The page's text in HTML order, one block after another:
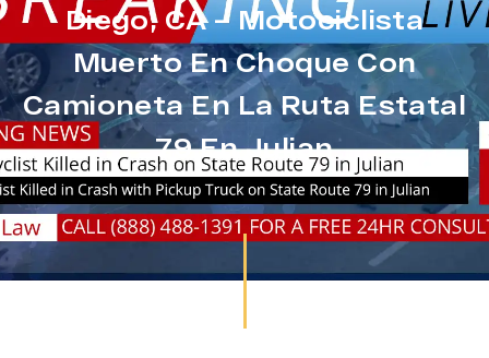
Diego, CA – Motociclista
Muerto En Choque Con
Camioneta En La Ruta Estatal
79 En Julian